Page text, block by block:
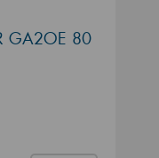
GA2OE 80